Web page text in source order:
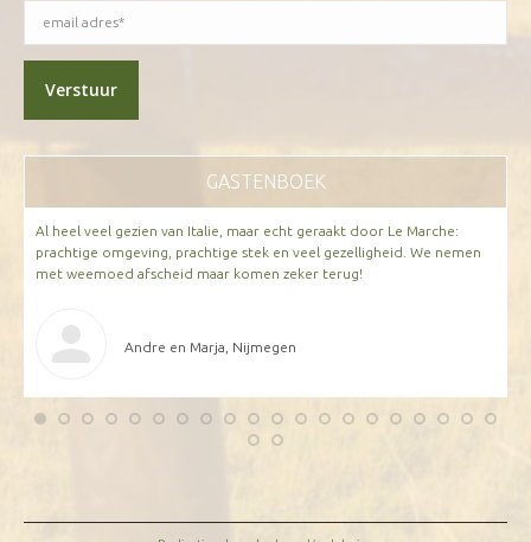
GASTENBOEK
Al heel veel gezien van Italie, maar echt geraakt door Le Marche:
prachtige omgeving, prachtige stek en veel gezelligheid. We nemen
met weemoed afscheid maar komen zeker terug!
Andre en Marja, Nijmegen